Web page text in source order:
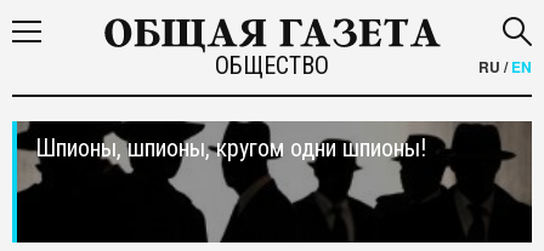
ОБЩЕСТВО RU /EN
Шпионы, шпионы, кругом одни шпионы!